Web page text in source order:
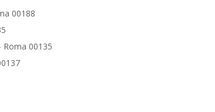
00188
Roma 00135